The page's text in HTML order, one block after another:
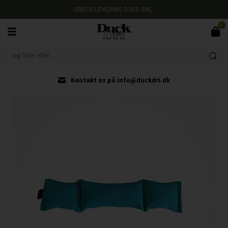
GRATIS LEVERING OVER 599,-
0
Kontakt os på info@duckdri.dk